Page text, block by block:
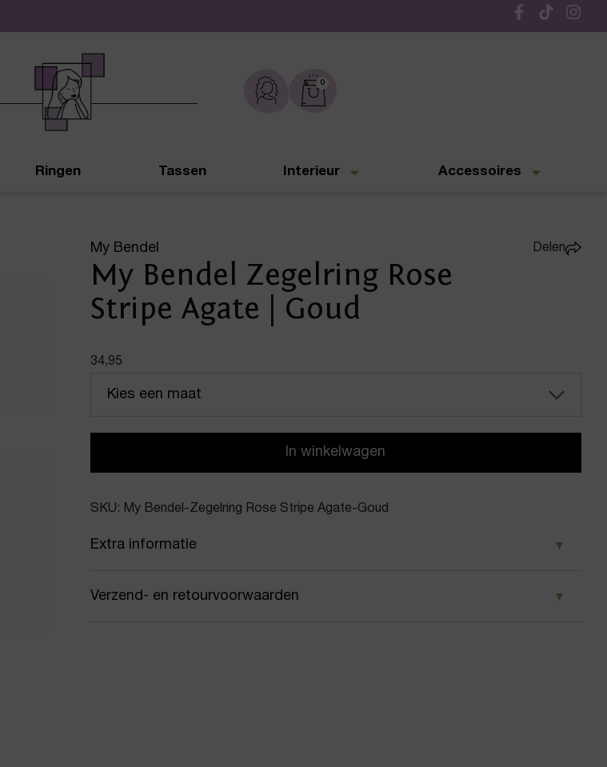
online en in de winkel Gratis verzending vanaf € 50,-
0
Ringen Tassen Interieur Accessoires
My Bendel
My Bendel Zegelring Rose
Stripe Agate | Goud
Delen
34,95
Kies een maat
In winkelwagen
SKU: My Bendel-Zegelring Rose Stripe Agate-Goud
Extra informatie
Kleur Goud
Verzend- en retourvoorwaarden